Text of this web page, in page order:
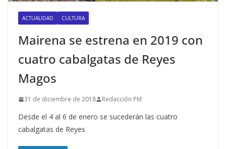
ACTUALIDAD CULTURA
Mairena se estrena en 2019 con
cuatro cabalgatas de Reyes
Magos
31 de diciembre de 2018 Redacción PM
Desde el 4 al 6 de enero se sucederán las cuatro
cabalgatas de Reyes